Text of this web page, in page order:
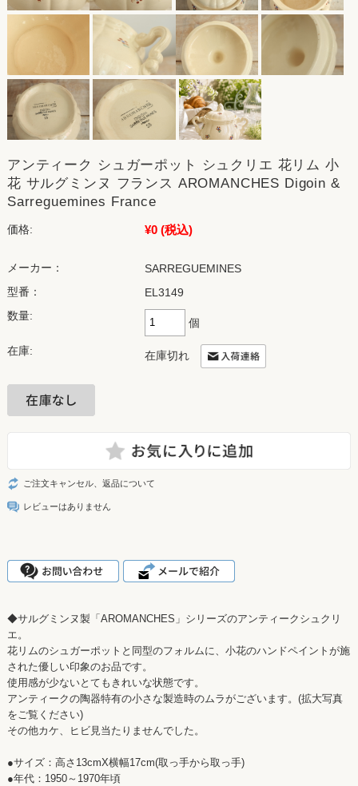
アンティーク シュガーポット シュクリエ 花リム 小
花 サルグミンヌ フランス AROMANCHES Digoin &
Sarreguemines France
価格: ¥0 (税込)
メーカー：
SARREGUEMINES
型番：
EL3149
数量:
個
在庫: 在庫切れ
ご注文キャンセル、返品について
レビューはありません
◆サルグミンヌ製「AROMANCHES」シリーズのアンティークシュクリ
エ。
花リムのシュガーポットと同型のフォルムに、小花のハンドペイントが施
された優しい印象のお品です。
使用感が少ないとてもきれいな状態です。
アンティークの陶器特有の小さな製造時のムラがございます。(拡大写真
をご覧ください)
その他カケ、ヒビ見当たりませんでした。
●サイズ：高さ13cmX横幅17cm(取っ手から取っ手)
●年代：1950～1970年頃